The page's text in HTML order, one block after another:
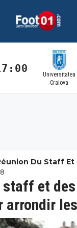
Universitatea
Craiova
Du Staff
Pour
staff et
arrondir